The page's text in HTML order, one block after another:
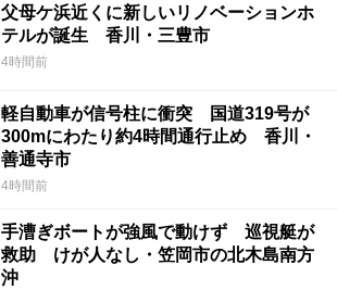
父母ケ浜近くに新しいリノベーションホ
テルが誕生 香川・三豊市
4時間前
軽自動車が信号柱に衝突 国道319号が
300mにわたり約4時間通行止め 香川・
善通寺市
4時間前
手漕ぎボートが強風で動けず 巡視艇が
救助 けが人なし・笠岡市の北木島南方
沖